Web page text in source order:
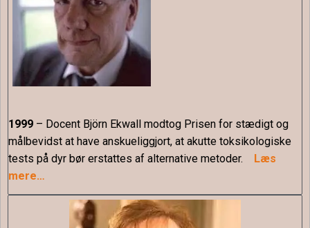
1999 – Docent Björn Ekwall modtog Prisen for stædigt og
målbevidst at have anskueliggjort, at akutte toksikologiske
tests på dyr bør erstattes af alternative metoder. Læs
mere…